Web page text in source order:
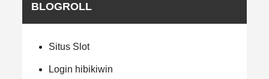
BLOGROLL
Situs Slot
Login hibikiwin